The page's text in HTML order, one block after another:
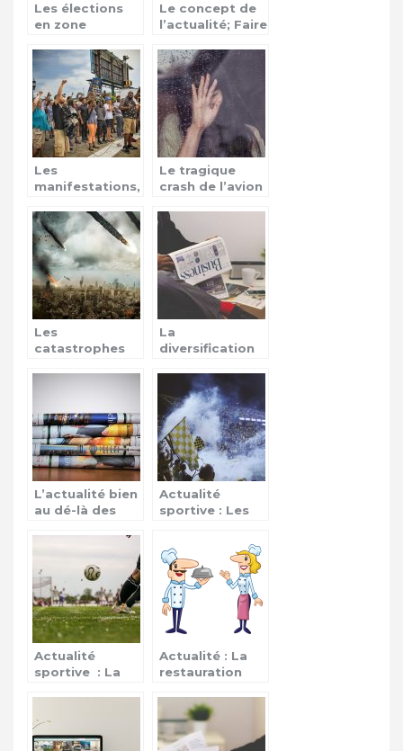
Les élections
en zone
source de
conflits
Le concept de
l’actualité; Faire
confiance aux
médias ?
Les
manifestations,
revendications
Le tragique
crash de l’avion
d’Ethiopan
Airlines
Les
catastrophes
La
diversification
ses champs
d’application
L’actualité bien
au dé-là des
Actualité
sportive : Les
qualifications
Actualité
sportive : La
Actualité : La
restauration